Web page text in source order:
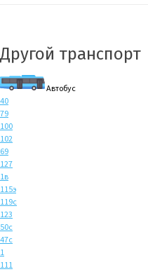
Другой транспорт
Автобус
40
79
100
102
69
127
1в
115э
119с
123
50с
47с
1
111